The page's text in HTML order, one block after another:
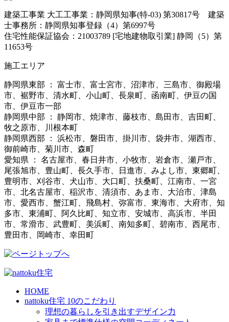
建築工事業 大工工事業：静岡県知事(特-03) 第30817号 建築
士事務所：静岡県知事登録（4）第6997号
住宅性能保証協会：21003789 [宅地建物取引業] 静岡（5）第
11653号
施工エリア
静岡県東部 ： 富士市、富士宮市、沼津市、三島市、御殿場
市、裾野市、清水町、小山町、長泉町、函南町、伊豆の国
市、伊豆市一部
静岡県中部 ： 静岡市、焼津市、藤枝市、島田市、吉田町、
牧之原市、川根本町
静岡県西部 ： 浜松市、磐田市、掛川市、袋井市、湖西市、
御前崎市、菊川市、森町
愛知県 ： 名古屋市、春日井市、小牧市、岩倉市、瀬戸市、
尾張旭市、豊山町、長久手市、日進市、みよし市、東郷町、
豊明市、刈谷市、犬山市、大口町、扶桑町、江南市、一宮
市、北名古屋市、稲沢市、清須市、あま市、大治市、津島
市、愛西市、蟹江町、飛島村、弥富市、東海市、大府市、知
多市、東浦町、阿久比町、知立市、安城市、高浜市、半田
市、常滑市、武豊町、美浜町、南知多町、碧南市、西尾市、
豊田市、岡崎市、幸田町
HOME
nattoku住宅 10のこだわり
理想の暮らしを引き出すデザイン力